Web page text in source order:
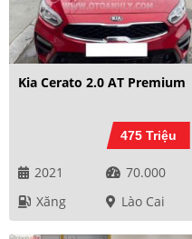
Kia Cerato 2.0 AT Premium
475 Triệu
2021
70.000
Xăng
Lào Cai